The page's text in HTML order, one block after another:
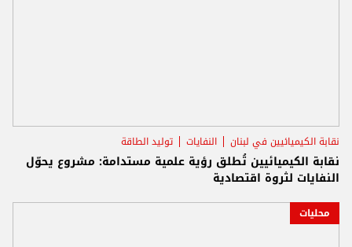
نقابة الكيميائيين في لبنان النفايات توليد الطاقة
نقابة الكيميائيين تُطلق رؤية علمية مستدامة: مشروع يحوّل
النفايات لثروة اقتصادية
محليات